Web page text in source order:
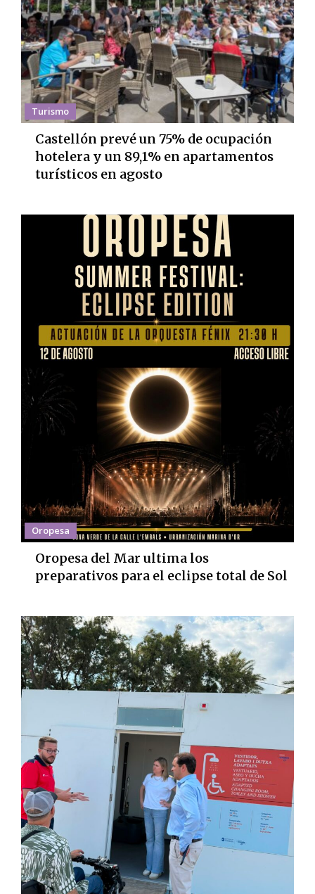
Turismo
Castellón prevé un 75% de ocupación
hotelera y un 89,1% en apartamentos
turísticos en agosto
Oropesa
Oropesa del Mar ultima los
preparativos para el eclipse total de Sol